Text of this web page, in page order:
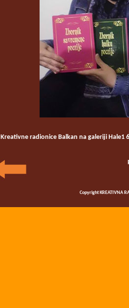
Kreativne radionice Balkan na galeriji
Copyright KREATIVNA